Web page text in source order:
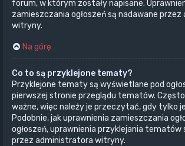
forum, w którym zostały napisane.
zamieszczania ogłoszeń są nadawane
witryny.
Na górę
Co to są przyklejone tematy?
Przyklejone tematy są wyświetlane pod
pierwszej stronie przeglądu tematów. Często
ważne, więc należy je przeczytać, gdy tylko
Podobnie, jak uprawnienia zamieszczania
ogłoszeń, uprawnienia przyklejania tematów
przez administratora witryny.